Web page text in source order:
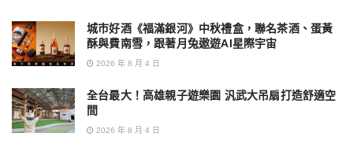
城市好酒《福滿銀河》中秋禮盒，聯名茶酒、蛋黃
酥與費南雪，跟著月兔遨遊AI星際宇宙
2026 年 8 月 4 日
全台最大！高雄親子遊樂園 汎武大吊扇打造舒適空
間
2026 年 8 月 4 日